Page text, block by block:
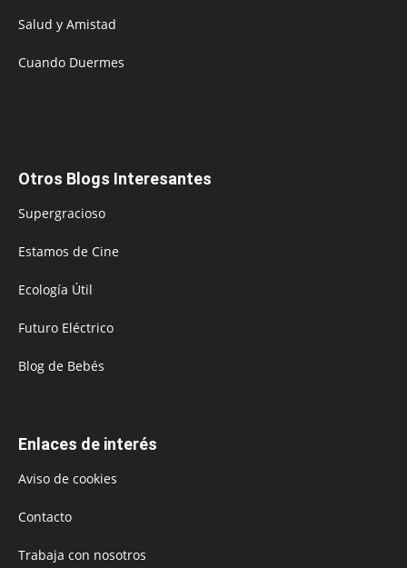
Salud y Amistad
Cuando Duermes
Otros Blogs Interesantes
Supergracioso
Estamos de Cine
Ecología Útil
Futuro Eléctrico
Blog de Bebés
Enlaces de interés
Aviso de cookies
Contacto
Trabaja con nosotros